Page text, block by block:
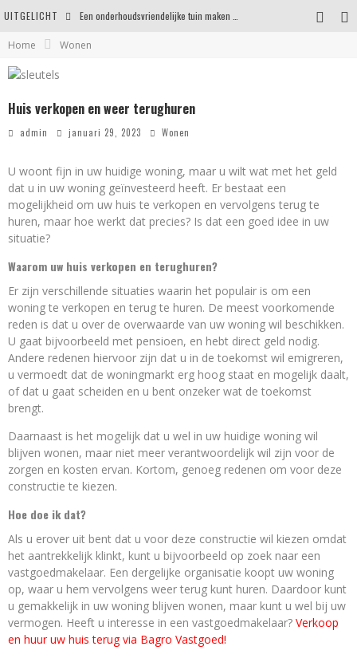
UITGELICHT
Home Wonen
Huis verkopen en weer terughuren
admin januari 29, 2023 Wonen
U woont fijn in uw huidige woning, maar u wilt wat met het geld
dat u in uw woning geïnvesteerd heeft. Er bestaat een
mogelijkheid om uw huis te verkopen en vervolgens terug te
huren, maar hoe werkt dat precies? Is dat een goed idee in uw
situatie?
Waarom uw huis verkopen en terughuren?
Er zijn verschillende situaties waarin het populair is om een
woning te verkopen en terug te huren. De meest voorkomende
reden is dat u over de overwaarde van uw woning wil beschikken.
U gaat bijvoorbeeld met pensioen, en hebt direct geld nodig.
Andere redenen hiervoor zijn dat u in de toekomst wil emigreren,
u vermoedt dat de woningmarkt erg hoog staat en mogelijk daalt,
of dat u gaat scheiden en u bent onzeker wat de toekomst
brengt.
Daarnaast is het mogelijk dat u wel in uw huidige woning wil
blijven wonen, maar niet meer verantwoordelijk wil zijn voor de
zorgen en kosten ervan. Kortom, genoeg redenen om voor deze
constructie te kiezen.
Hoe doe ik dat?
Als u erover uit bent dat u voor deze constructie wil kiezen omdat
het aantrekkelijk klinkt, kunt u bijvoorbeeld op zoek naar een
vastgoedmakelaar. Een dergelijke organisatie koopt uw woning
op, waar u hem vervolgens weer terug kunt huren. Daardoor kunt
u gemakkelijk in uw woning blijven wonen, maar kunt u wel bij uw
vermogen. Heeft u interesse in een vastgoedmakelaar? Verkoop
en huur uw huis terug via Bagro Vastgoed!